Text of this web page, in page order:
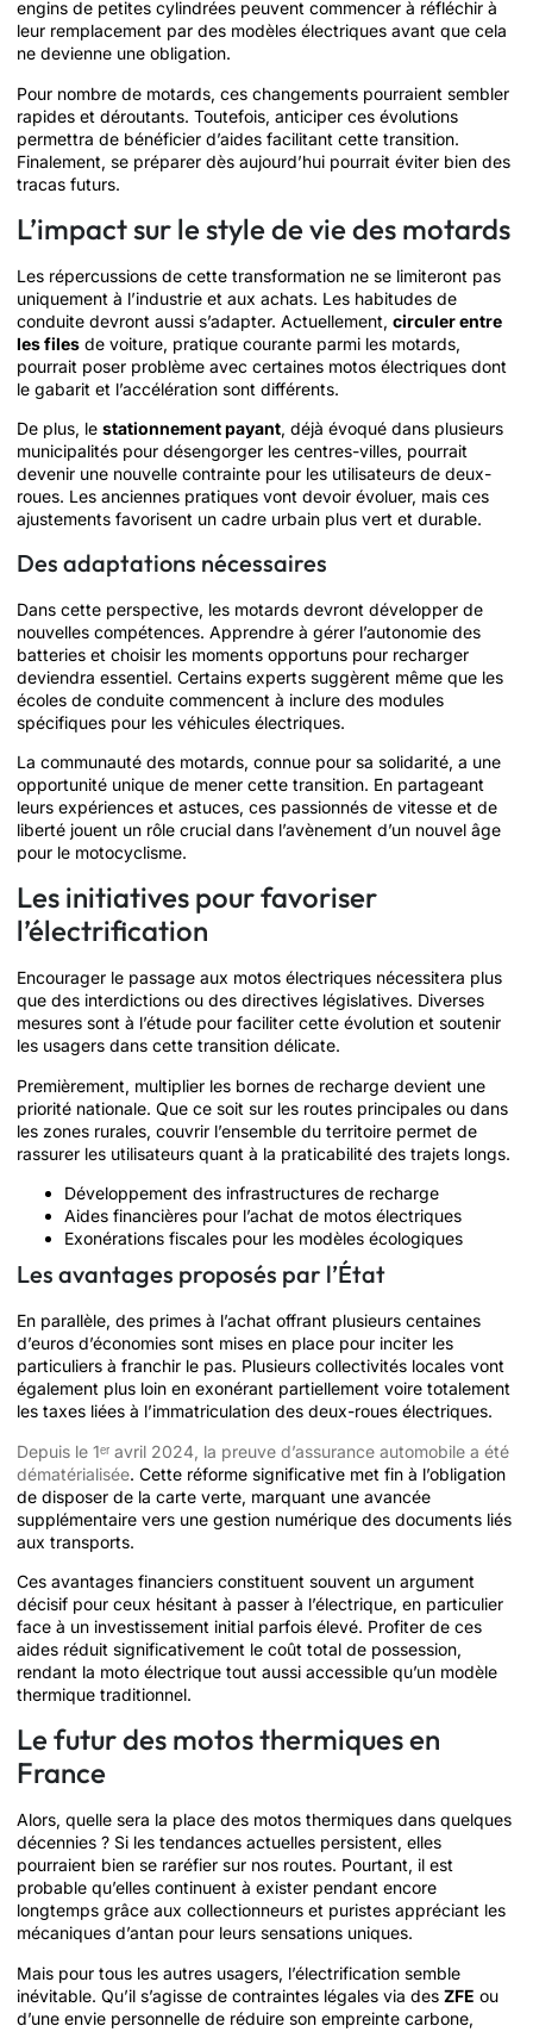
engins de petites cylindrées peuvent commencer à réfléchir à
leur remplacement par des modèles électriques avant que cela
ne devienne une obligation.
Pour nombre de motards, ces changements pourraient sembler
rapides et déroutants. Toutefois, anticiper ces évolutions
permettra de bénéficier d’aides facilitant cette transition.
Finalement, se préparer dès aujourd’hui pourrait éviter bien des
tracas futurs.
L’impact sur le style de vie des motards
Les répercussions de cette transformation ne se limiteront pas
uniquement à l’industrie et aux achats. Les habitudes de
conduite devront aussi s’adapter. Actuellement, circuler entre
les files de voiture, pratique courante parmi les motards,
pourrait poser problème avec certaines motos électriques dont
le gabarit et l’accélération sont différents.
De plus, le stationnement payant, déjà évoqué dans plusieurs
municipalités pour désengorger les centres-villes, pourrait
devenir une nouvelle contrainte pour les utilisateurs de deux-
roues. Les anciennes pratiques vont devoir évoluer, mais ces
ajustements favorisent un cadre urbain plus vert et durable.
Des adaptations nécessaires
Dans cette perspective, les motards devront développer de
nouvelles compétences. Apprendre à gérer l’autonomie des
batteries et choisir les moments opportuns pour recharger
deviendra essentiel. Certains experts suggèrent même que les
écoles de conduite commencent à inclure des modules
spécifiques pour les véhicules électriques.
La communauté des motards, connue pour sa solidarité, a une
opportunité unique de mener cette transition. En partageant
leurs expériences et astuces, ces passionnés de vitesse et de
liberté jouent un rôle crucial dans l’avènement d’un nouvel âge
pour le motocyclisme.
Les initiatives pour favoriser
l’électrification
Encourager le passage aux motos électriques nécessitera plus
que des interdictions ou des directives législatives. Diverses
mesures sont à l’étude pour faciliter cette évolution et soutenir
les usagers dans cette transition délicate.
Premièrement, multiplier les bornes de recharge devient une
priorité nationale. Que ce soit sur les routes principales ou dans
les zones rurales, couvrir l’ensemble du territoire permet de
rassurer les utilisateurs quant à la praticabilité des trajets longs.
Développement des infrastructures de recharge
Aides financières pour l’achat de motos électriques
Exonérations fiscales pour les modèles écologiques
Les avantages proposés par l’État
En parallèle, des primes à l’achat offrant plusieurs centaines
d’euros d’économies sont mises en place pour inciter les
particuliers à franchir le pas. Plusieurs collectivités locales vont
également plus loin en exonérant partiellement voire totalement
les taxes liées à l’immatriculation des deux-roues électriques.
Depuis le 1ᵉʳ avril 2024, la preuve d’assurance automobile a été
dématérialisée. Cette réforme significative met fin à l’obligation
de disposer de la carte verte, marquant une avancée
supplémentaire vers une gestion numérique des documents liés
aux transports.
Ces avantages financiers constituent souvent un argument
décisif pour ceux hésitant à passer à l’électrique, en particulier
face à un investissement initial parfois élevé. Profiter de ces
aides réduit significativement le coût total de possession,
rendant la moto électrique tout aussi accessible qu’un modèle
thermique traditionnel.
Le futur des motos thermiques en
France
Alors, quelle sera la place des motos thermiques dans quelques
décennies ? Si les tendances actuelles persistent, elles
pourraient bien se raréfier sur nos routes. Pourtant, il est
probable qu’elles continuent à exister pendant encore
longtemps grâce aux collectionneurs et puristes appréciant les
mécaniques d’antan pour leurs sensations uniques.
Mais pour tous les autres usagers, l’électrification semble
inévitable. Qu’il s’agisse de contraintes légales via des ZFE ou
d’une envie personnelle de réduire son empreinte carbone,